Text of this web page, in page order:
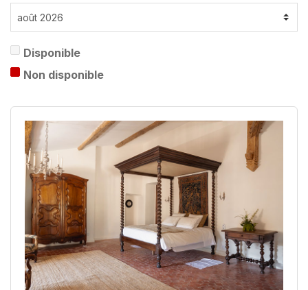
Disponible
Non disponible